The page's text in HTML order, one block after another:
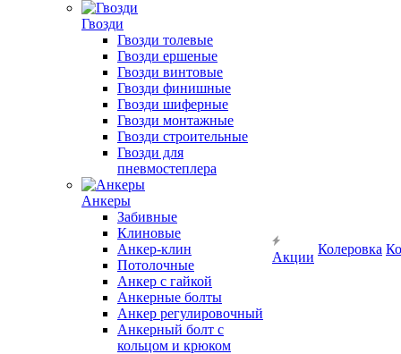
Гвозди
Гвозди толевые
Гвозди ершеные
Гвозди винтовые
Гвозди финишные
Гвозди шиферные
Гвозди монтажные
Гвозди строительные
Гвозди для
пневмостеплера
Анкеры
Забивные
Клиновые
Анкер-клин
Потолочные
Анкер с гайкой
Анкерные болты
Анкер регулировочный
Анкерный болт с
кольцом и крюком
Акции
Колеровка